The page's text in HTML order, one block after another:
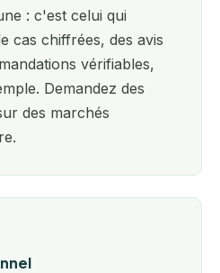
: c'est celui qui
cas chiffrées, des avis
vérifiables,
Demandez des
des marchés